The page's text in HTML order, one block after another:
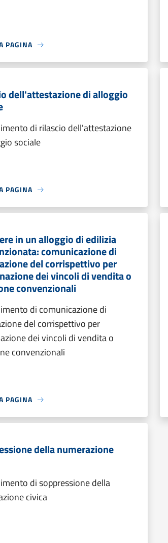
PAGINA
dell'attestazione di alloggio
di rilascio dell'attestazione
sociale
PAGINA
in un alloggio di edilizia
comunicazione di
del corrispettivo per
dei vincoli di vendita o
convenzionali
di comunicazione di
del corrispettivo per
dei vincoli di vendita o
convenzionali
PAGINA
della numerazione
di soppressione della
civica